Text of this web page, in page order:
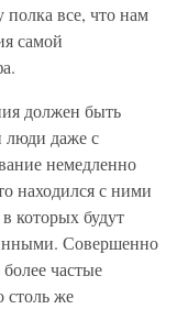
полка все, что нам
самой
должен быть
люди даже с
немедленно
находился с ними
которых будут
Совершенно
частые
столь же